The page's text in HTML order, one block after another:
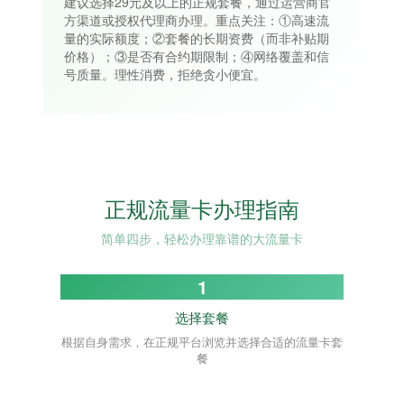
方渠道或授权代理商办理。重点关注：①高速流
量的实际额度；②套餐的长期资费（而非补贴期
价格）；③是否有合约期限制；④网络覆盖和信
号质量。理性消费，拒绝贪小便宜。
正规流量卡办理指南
简单四步，轻松办理靠谱的大流量卡
1
选择套餐
根据自身需求，在正规平台浏览并选择合适的流量卡套
餐